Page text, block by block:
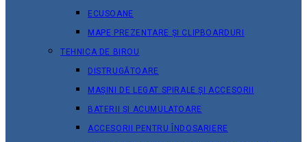
ECUSOANE
MAPE PREZENTARE ȘI CLIPBOARDURI
TEHNICA DE BIROU
DISTRUGĂTOARE
MAȘINI DE LEGAT SPIRALE ȘI ACCESORII
BATERII ȘI ACUMULATOARE
ACCESORII PENTRU ÎNDOSARIERE